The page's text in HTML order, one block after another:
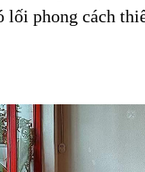
lối phong cách